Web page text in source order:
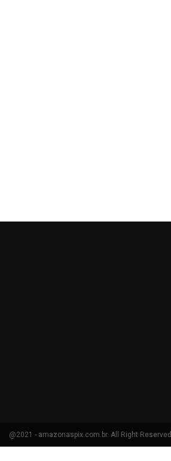
@2021 - amazonaspix.com.br. All Right Reserved.